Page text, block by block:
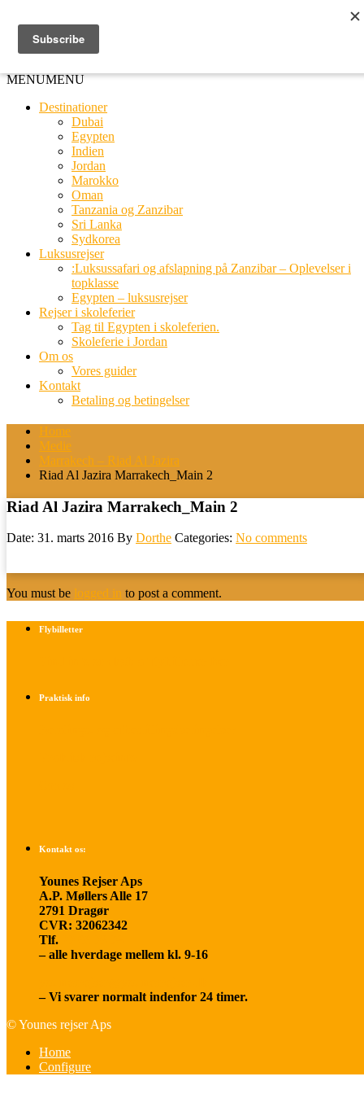
MENUMENU
Destinationer
Dubai
Egypten
Indien
Jordan
Marokko
Oman
Tanzania og Zanzibar
Sri Lanka
Sydkorea
Luksusrejser
:Luksussafari og afslapning på Zanzibar – Oplevelser i
topklasse
Egypten – luksusrejser
Rejser i skoleferier
Tag til Egypten i skoleferien.
Skoleferie i Jordan
Om os
Vores guider
Kontakt
Betaling og betingelser
Home
Medie
Marrakech – Riad Al Jazira
Riad Al Jazira Marrakech_Main 2
Riad Al Jazira Marrakech_Main 2
Date: 31. marts 2016 By Dorthe Categories: No comments
You must be logged in to post a comment.
Flybilletter
Praktisk info
Kontakt os:
Younes Rejser Aps
A.P. Møllers Alle 17
2791 Dragør
CVR: 32062342
Tlf.
– alle hverdage mellem kl. 9-16
– Vi svarer normalt indenfor 24 timer.
© Younes rejser Aps
Home
Configure